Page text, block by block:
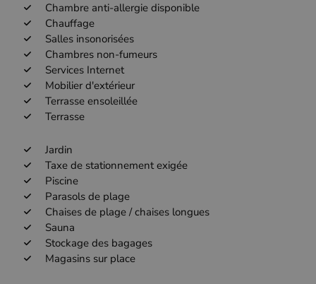
Chambre anti-allergie disponible
Chauffage
Salles insonorisées
Chambres non-fumeurs
Services Internet
Mobilier d'extérieur
Terrasse ensoleillée
Terrasse
Jardin
Taxe de stationnement exigée
Piscine
Parasols de plage
Chaises de plage / chaises longues
Sauna
Stockage des bagages
Magasins sur place